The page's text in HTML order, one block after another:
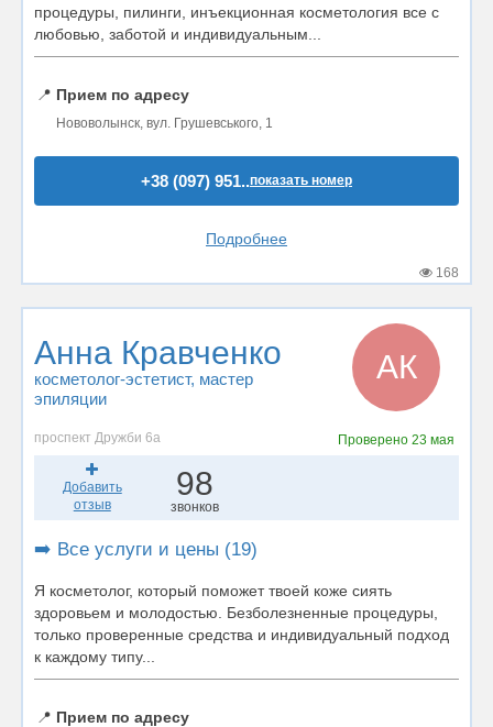
процедуры, пилинги, инъекционная косметология все с
любовью, заботой и индивидуальным...
📍 Прием по адресу
Нововолынск, вул. Грушевського, 1
+38 (097) 951..показать номер
Подробнее
168
Анна Кравченко
косметолог-эстетист, мастер
эпиляции
АК
проспект Дружби 6а Проверено23 мая
Добавить
отзыв
98
звонков
➡️ Все услуги и цены (19)
Я косметолог, который поможет твоей коже сиять
здоровьем и молодостью. Безболезненные процедуры,
только проверенные средства и индивидуальный подход
к каждому типу...
📍 Прием по адресу